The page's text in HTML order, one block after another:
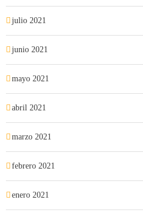
julio 2021
junio 2021
mayo 2021
abril 2021
marzo 2021
febrero 2021
enero 2021